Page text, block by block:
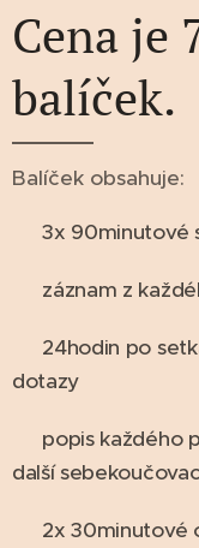
Cena je
balíček.
Balíček obsahuje:
♥ 3x 90minutové
♥ záznam z
♥ 24hodin po
dotazy
♥ popis každého
další
♥ 2x 30minutové